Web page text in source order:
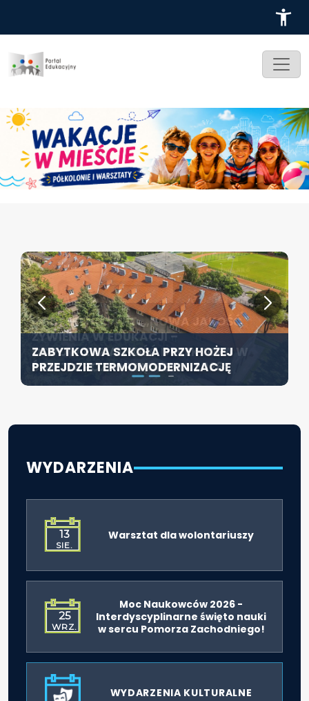
ZABYTKOWA SZKOŁA PRZY HOŻEJ
PRZEJDZIE TERMOMODERNIZACJĘ
KONFERENCJA PT. „NOWA JAKOŚĆ
ŻYWIENIA W EDUKACJI –
ODPOWIEDZIALNOŚĆ DYREKTORA W
ŚWIETLE ROZPORZĄDZENIA 2026”
SZCZECIN ROZWIJA EDUKACJĘ
WŁĄCZAJĄCĄ - NOWE
SPECJALISTYCZNE CENTRUM
ROZPOCZYNA DZIAŁALNOŚĆ
WYDARZENIA
13
SIE.
Warsztat dla wolontariuszy
25
WRZ.
Moc Naukowców 2026 -
Interdyscyplinarne święto nauki
w sercu Pomorza Zachodniego!
WYDARZENIA KULTURALNE